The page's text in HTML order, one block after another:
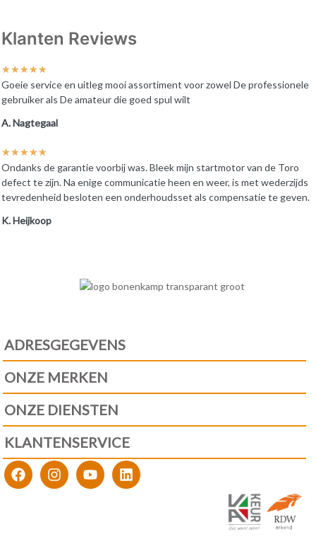
Klanten Reviews
★★★★★
Goeie service en uitleg mooi assortiment voor zowel De professionele
gebruiker als De amateur die goed spul wilt
A. Nagtegaal
★★★★★
Ondanks de garantie voorbij was. Bleek mijn startmotor van de Toro
defect te zijn. Na enige communicatie heen en weer, is met wederzijds
tevredenheid besloten een onderhoudsset als compensatie te geven.
K. Heijkoop
ADRESGEGEVENS
ONZE MERKEN
ONZE DIENSTEN
KLANTENSERVICE